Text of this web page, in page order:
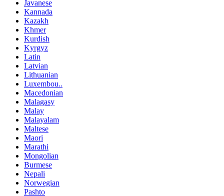
Javanese
Kannada
Kazakh
Khmer
Kurdish
Kyrgyz
Latin
Latvian
Lithuanian
Luxembou..
Macedonian
Malagasy
Malay
Malayalam
Maltese
Maori
Marathi
Mongolian
Burmese
Nepali
Norwegian
Pashto